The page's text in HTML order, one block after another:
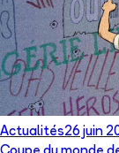
Actualités26 juin